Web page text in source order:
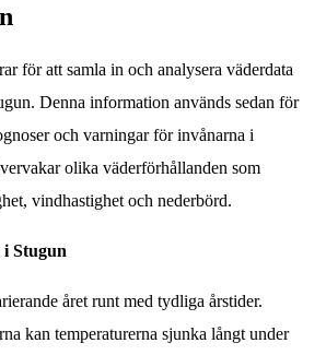
för att samla in och analysera väderdata
Denna information används sedan för
och varningar för invånarna i
olika väderförhållanden som
vindhastighet och nederbörd.
Stugun
året runt med tydliga årstider.
kan temperaturerna sjunka långt under